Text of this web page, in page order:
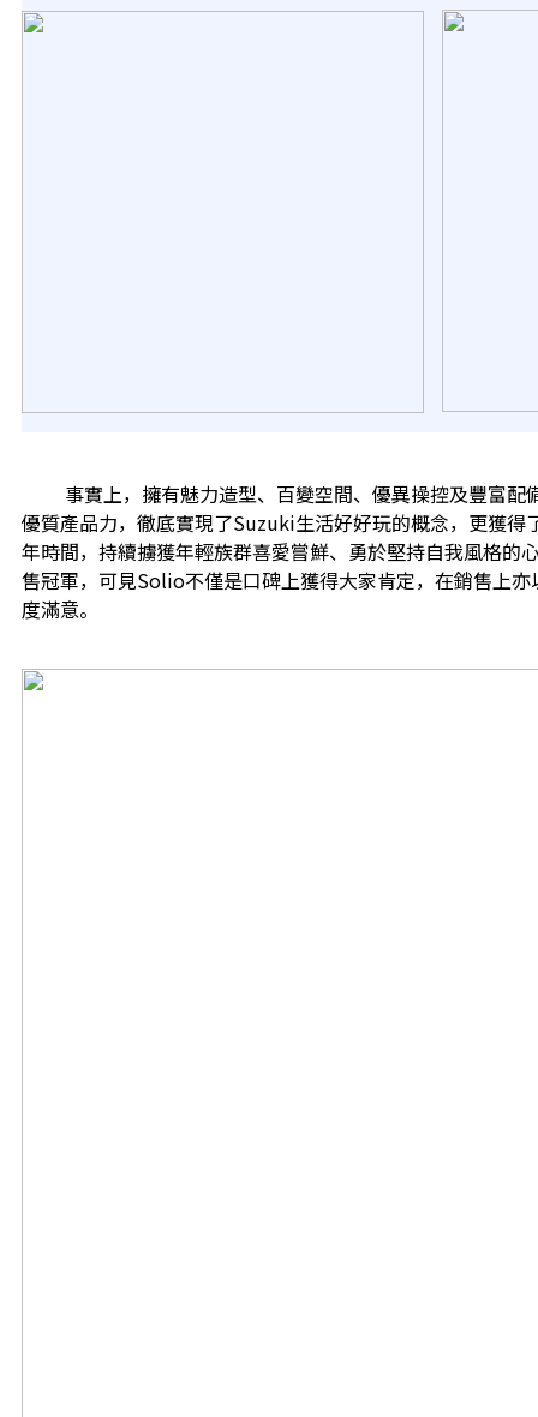
事實上，擁有魅力造型、百變空間、優異操控及豐富配
優質產品力，徹底實現了Suzuki生活好好玩的概念，更獲得
年時間，持續擄獲年輕族群喜愛嘗鮮、勇於堅持自我風格的
售冠軍，可見Solio不僅是口碑上獲得大家肯定，在銷售上
度滿意。